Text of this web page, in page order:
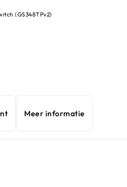
(GS348TPv2)
Meer informatie